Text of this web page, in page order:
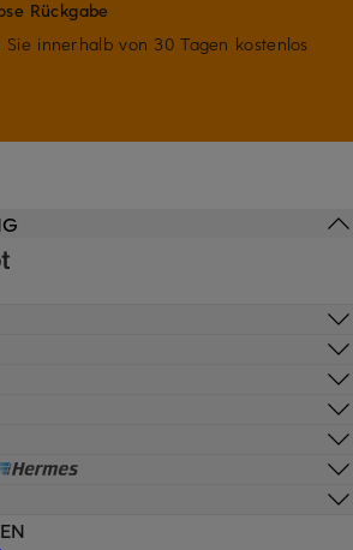
Rückgabe
Sie innerhalb von 30 Tagen kostenlos